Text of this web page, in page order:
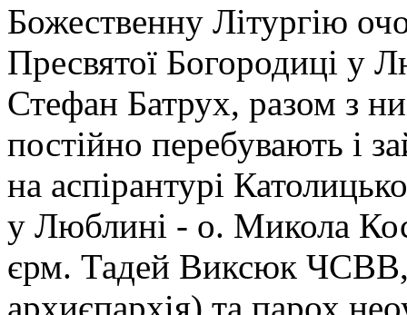
Божественну Літургію
Пресвятої Богородиці у
Стефан Батрух, разом з
постійно перебувають і
на аспірантурі
у Люблині - о. Микола
єрм. Тадей Виксюк ЧСВВ,
архиєпархія) та парох